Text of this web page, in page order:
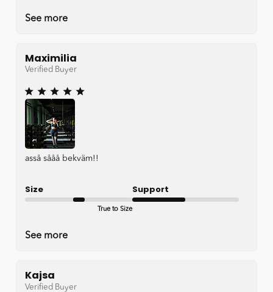
See more
Maximilia
Verified Buyer
asså sååå bekväm!!
Size
True to Size
Support
See more
Kajsa
Verified Buyer